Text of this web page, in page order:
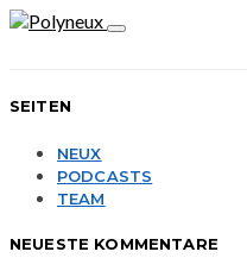
SEITEN
NEUX
PODCASTS
TEAM
NEUESTE KOMMENTARE